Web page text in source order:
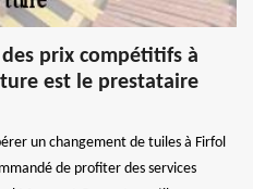
prix compétitifs à
est le prestataire
un changement de tuiles à Firfol
de profiter des services